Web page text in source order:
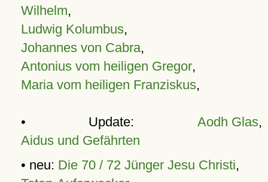
Wilhelm,
Ludwig Kolumbus,
Johannes von Cabra,
Antonius vom heiligen Gregor,
Maria vom heiligen Franziskus,
• Update: Aodh Glas,
Aidus und Gefährten
• neu: Die 70 / 72 Jünger Jesu Christi,